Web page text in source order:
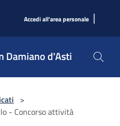
Accedi all'area personale |
Damiano d'Asti
>
- Concorso attività